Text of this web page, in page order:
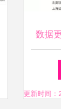
数据
车
更新时间